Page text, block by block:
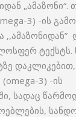
„ამაზონი“.
3) -ის
ტექსტს.
3) -ის
სადაც